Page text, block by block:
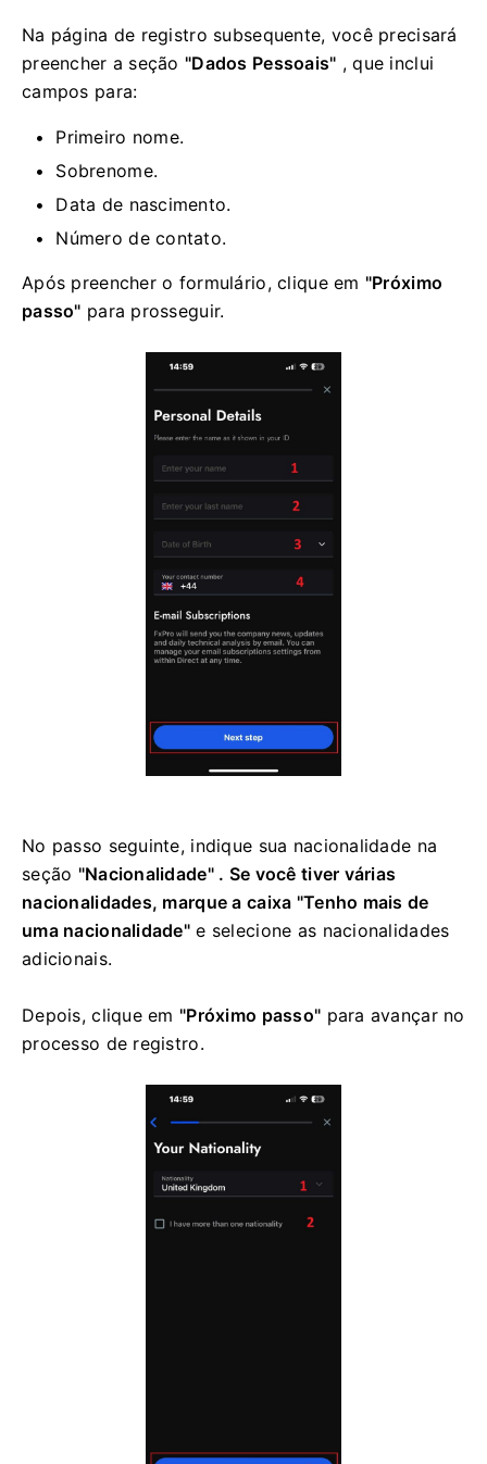
Na página de registro subsequente, você precisará
preencher a seção "Dados Pessoais" , que inclui
campos para:
Primeiro nome.
Sobrenome.
Data de nascimento.
Número de contato.
Após preencher o formulário, clique em "Próximo
passo" para prosseguir.
No passo seguinte, indique sua nacionalidade na
seção "Nacionalidade" . Se você tiver várias
nacionalidades, marque a caixa "Tenho mais de
uma nacionalidade" e selecione as nacionalidades
adicionais.
Depois, clique em "Próximo passo" para avançar no
processo de registro.